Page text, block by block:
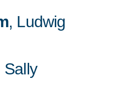
, Ludwig
Sally